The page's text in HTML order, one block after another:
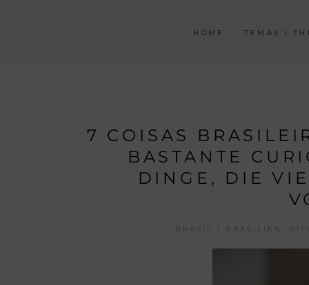
HOME TEMAS |
7 COISAS
BASTANTE
DINGE, DIE
BRASIL | BRASILIEN